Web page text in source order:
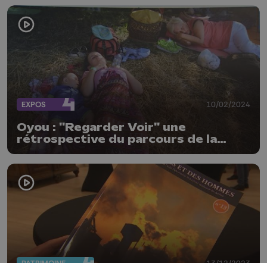
EXPOS 10/02/2024
Oyou : "Regarder Voir" une
rétrospective du parcours de la
photo reporter Caroline Thirion